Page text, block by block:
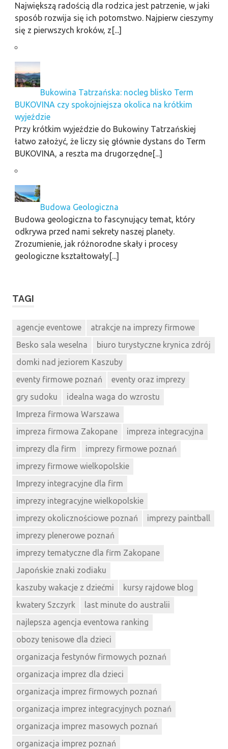
Największą radością dla rodzica jest patrzenie, w jaki
sposób rozwija się ich potomstwo. Najpierw cieszymy
się z pierwszych kroków, z[...]
Bukowina Tatrzańska: nocleg blisko Term
BUKOVINA czy spokojniejsza okolica na krótkim
wyjeździe
Przy krótkim wyjeździe do Bukowiny Tatrzańskiej
łatwo założyć, że liczy się głównie dystans do Term
BUKOVINA, a reszta ma drugorzędne[...]
Budowa Geologiczna
Budowa geologiczna to fascynujący temat, który
odkrywa przed nami sekrety naszej planety.
Zrozumienie, jak różnorodne skały i procesy
geologiczne kształtowały[...]
TAGI
agencje eventowe
atrakcje na imprezy firmowe
Besko sala weselna
biuro turystyczne krynica zdrój
domki nad jeziorem Kaszuby
eventy firmowe poznań
eventy oraz imprezy
gry sudoku
idealna waga do wzrostu
Impreza firmowa Warszawa
impreza firmowa Zakopane
impreza integracyjna
imprezy dla firm
imprezy firmowe poznań
imprezy firmowe wielkopolskie
Imprezy integracyjne dla firm
imprezy integracyjne wielkopolskie
imprezy okolicznościowe poznań
imprezy paintball
imprezy plenerowe poznań
imprezy tematyczne dla firm Zakopane
Japońskie znaki zodiaku
kaszuby wakacje z dziećmi
kursy rajdowe blog
kwatery Szczyrk
last minute do australii
najlepsza agencja eventowa ranking
obozy tenisowe dla dzieci
organizacja festynów firmowych poznań
organizacja imprez dla dzieci
organizacja imprez firmowych poznań
organizacja imprez integracyjnych poznań
organizacja imprez masowych poznań
organizacja imprez poznań